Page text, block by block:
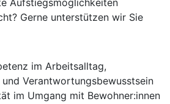
Aufstiegsmöglichkeiten
Gerne unterstützen wir Sie
im Arbeitsalltag,
Verantwortungsbewusstsein
im Umgang mit Bewohner:innen